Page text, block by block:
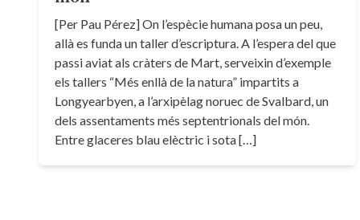
[Per Pau Pérez] On l’espècie humana posa un peu,
allà es funda un taller d’escriptura. A l’espera del que
passi aviat als cràters de Mart, serveixin d’exemple
els tallers “Més enllà de la natura” impartits a
Longyearbyen, a l’arxipèlag noruec de Svalbard, un
dels assentaments més septentrionals del món.
Entre glaceres blau elèctric i sota […]